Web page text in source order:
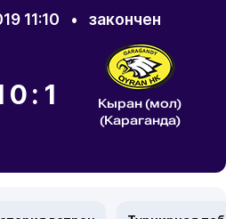
11:10 • закончен
Кыран (мол)
(Караганда)